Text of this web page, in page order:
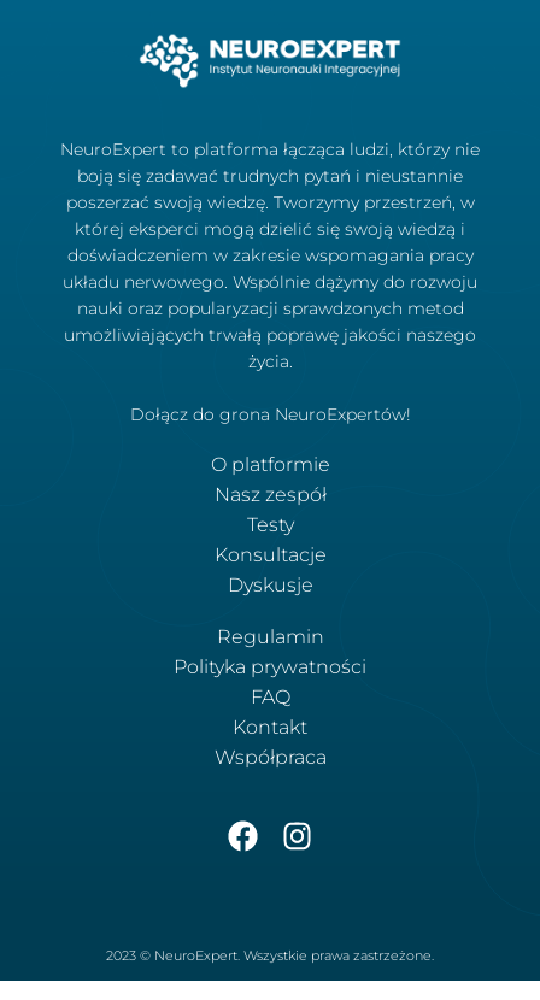
NeuroExpert to platforma łącząca ludzi, którzy nie
boją się zadawać trudnych pytań i nieustannie
poszerzać swoją wiedzę. Tworzymy przestrzeń, w
której eksperci mogą dzielić się swoją wiedzą i
doświadczeniem w zakresie wspomagania pracy
układu nerwowego. Wspólnie dążymy do rozwoju
nauki oraz popularyzacji sprawdzonych metod
umożliwiających trwałą poprawę jakości naszego
życia.
Dołącz do grona NeuroExpertów!
O platformie
Nasz zespół
Testy
Konsultacje
Dyskusje
Regulamin
Polityka prywatności
FAQ
Kontakt
Współpraca
2023 © NeuroExpert. Wszystkie prawa zastrzeżone.